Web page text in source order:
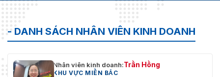
- DANH SÁCH NHÂN VIÊN KINH DOANH
Nhân viên kinh doanh:Trần Hồng
KHU VỰC MIỀN BẮC